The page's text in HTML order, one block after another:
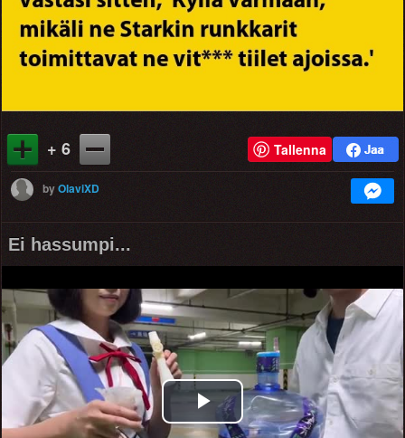
+ 6 Tallenna
byOlaviXD
Ei hassumpi...
Play